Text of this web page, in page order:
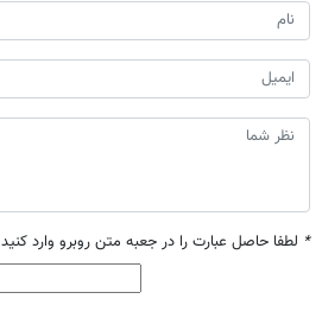
* لطفا حاصل عبارت را در جعبه متن روبرو وارد کنید